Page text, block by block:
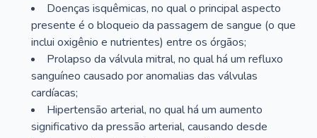
Doenças isquêmicas, no qual o principal aspecto
presente é o bloqueio da passagem de sangue (o que
inclui oxigênio e nutrientes) entre os órgãos;
Prolapso da válvula mitral, no qual há um refluxo
sanguíneo causado por anomalias das válvulas
cardíacas;
Hipertensão arterial, no qual há um aumento
significativo da pressão arterial, causando desde